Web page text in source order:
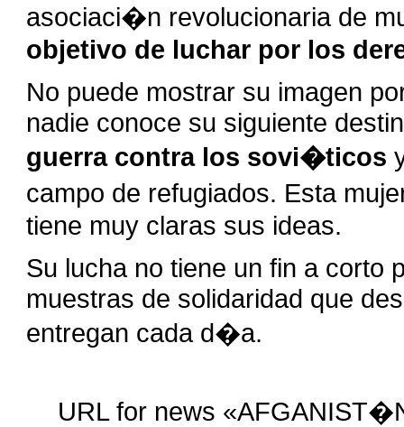
asociaci�n revolucionaria de
objetivo de luchar por los
No puede mostrar su imagen
nadie conoce su siguiente
guerra contra los sovi�ticos
campo de refugiados. Esta
tiene muy claras sus ideas.
Su lucha no tiene un fin a corto
muestras de solidaridad que
entregan cada d�a.
URL for news